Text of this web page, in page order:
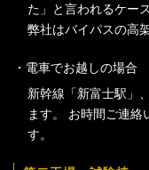
た」と言われるケー
弊社はバイパスの高
電車でお越しの場合
新幹線「新富士駅」
ます。 お時間ご連絡
す。